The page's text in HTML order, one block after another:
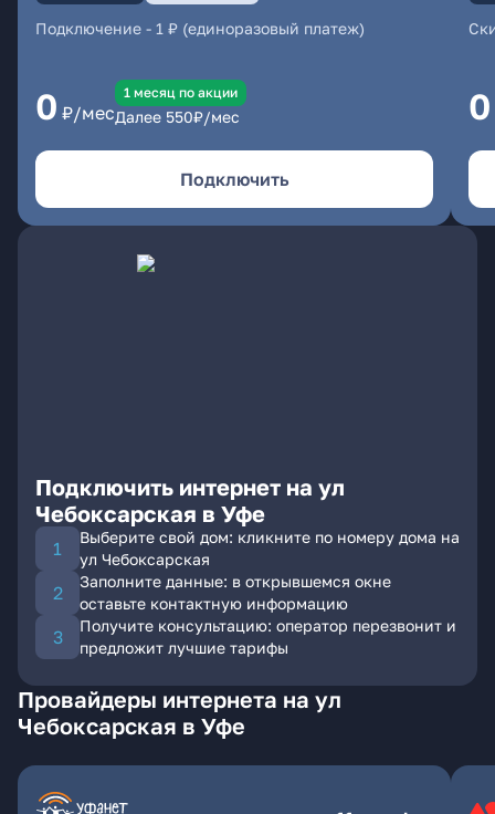
Подключение - 1 ₽ (единоразовый платеж)
0 ₽/мес
1 месяц по акции
Далее 550₽/мес
Подключить
0
Подключить интернет на ул
Чебоксарская в Уфе
Выберите свой дом: кликните по номеру дома на
ул Чебоксарская
Заполните данные: в открывшемся окне
оставьте контактную информацию
Получите консультацию: оператор перезвонит и
предложит лучшие тарифы
Провайдеры интернета на ул
Чебоксарская в Уфе